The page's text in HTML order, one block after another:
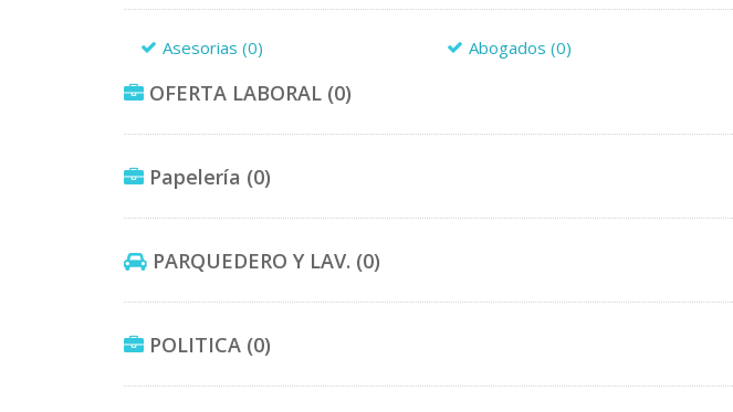
Asesorias (0) Abogados (0)
OFERTA LABORAL (0)
Papelería (0)
PARQUEDERO Y LAV. (0)
POLITICA (0)